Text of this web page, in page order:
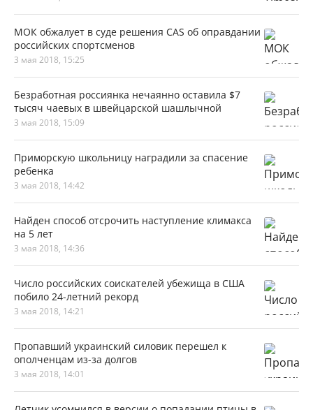
МОК обжалует в суде решения CAS об оправдании
российских спортсменов
3 мая 2018, 15:25
Безработная россиянка нечаянно оставила $7
тысяч чаевых в швейцарской шашлычной
3 мая 2018, 15:09
Приморскую школьницу наградили за спасение
ребенка
3 мая 2018, 14:42
Найден способ отсрочить наступление климакса
на 5 лет
3 мая 2018, 14:36
Число российских соискателей убежища в США
побило 24-летний рекорд
3 мая 2018, 14:21
Пропавший украинский силовик перешел к
ополченцам из-за долгов
3 мая 2018, 14:01